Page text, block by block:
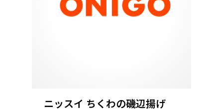
ニッスイ ちくわの磯辺揚げ